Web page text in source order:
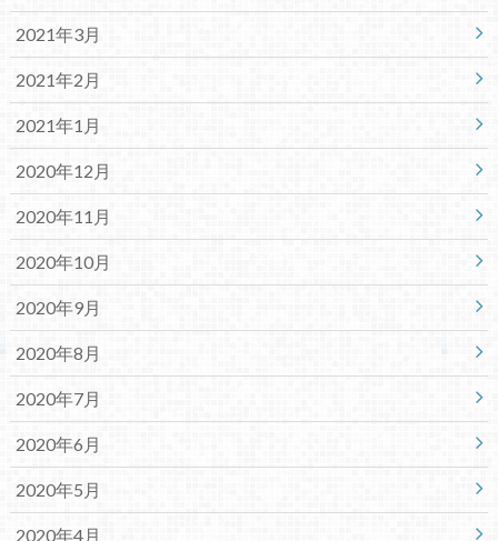
2021年3月
2021年2月
2021年1月
2020年12月
2020年11月
2020年10月
2020年9月
2020年8月
2020年7月
2020年6月
2020年5月
2020年4月